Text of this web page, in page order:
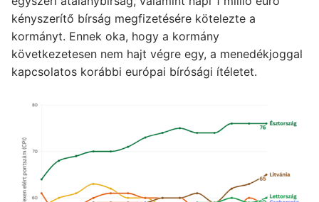
kényszerítő bírság megfizetésére kötelezte a
kormányt. Ennek oka, hogy a kormány
következetesen nem hajt végre egy, a menedékjoggal
kapcsolatos korábbi európai bírósági ítéletet.